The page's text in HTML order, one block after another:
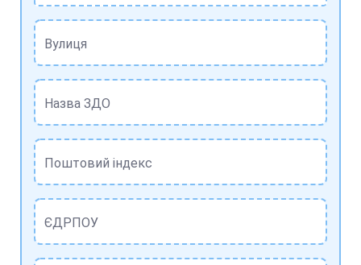
Вулиця
Назва ЗДО
Поштовий індекс
ЄДРПОУ